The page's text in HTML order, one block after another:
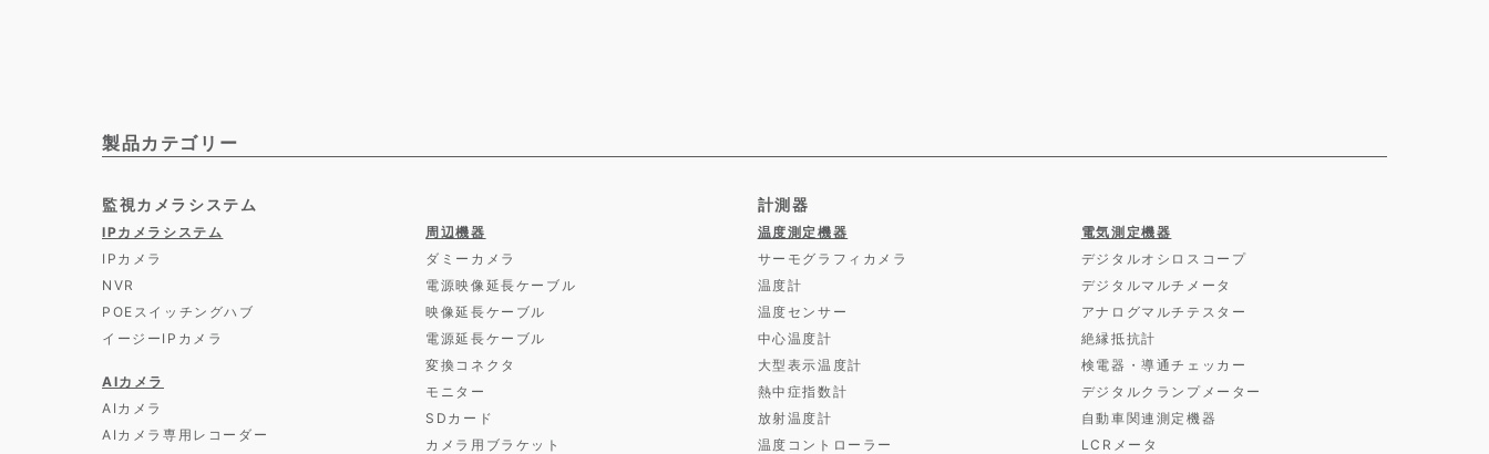
製品カテゴリー
監視カメラシステム
IPカメラシステム
IPカメラ
NVR
POEスイッチングハブ
イージーIPカメラ
AIカメラ
AIカメラ
AIカメラ専用レコーダー
周辺機器
ダミーカメラ
電源映像延長ケーブル
映像延長ケーブル
電源延長ケーブル
変換コネクタ
モニター
SDカード
カメラ用ブラケット
計測器
温度測定機器
サーモグラフィカメラ
温度計
温度センサー
中心温度計
大型表示温度計
熱中症指数計
放射温度計
温度コントローラー
電気測定機器
デジタルオシロスコープ
デジタルマルチメータ
アナログマルチテスター
絶縁抵抗計
検電器・導通チェッカー
デジタルクランプメーター
自動車関連測定機器
LCRメータ